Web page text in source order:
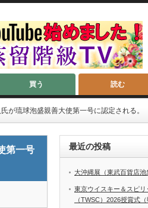
買う 読む
が琉球泡盛親善大使第一号に認定される。
第一号
最近の投稿
大沖縄展（東武百貨店
東京ウイスキー＆スピ
（TWSC）2026授賞式